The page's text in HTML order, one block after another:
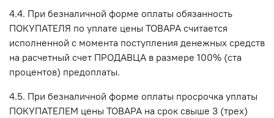
4.4. При безналичной форме оплаты обязанность
ПОКУПАТЕЛЯ по уплате цены ТОВАРА считается
исполненной с момента поступления денежных средств
на расчетный счет ПРОДАВЦА в размере 100% (ста
процентов) предоплаты.
4.5. При безналичной форме оплаты просрочка уплаты
ПОКУПАТЕЛЕМ цены ТОВАРА на срок свыше 3 (трех)